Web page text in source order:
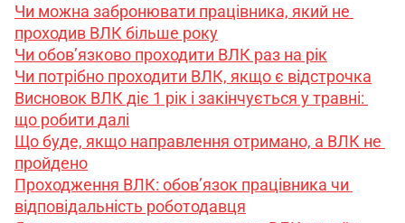
Чи можна забронювати працівника, який не
проходив ВЛК більше року
Чи обов’язково проходити ВЛК раз на рік
Чи потрібно проходити ВЛК, якщо є відстрочка
Висновок ВЛК діє 1 рік і закінчується у травні:
що робити далі
Що буде, якщо направлення отримано, а ВЛК не
пройдено
Проходження ВЛК: обов’язок працівника чи
відповідальність роботодавця